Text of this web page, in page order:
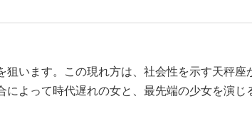
います。この現れ方は、社会性を示す天秤座
よって時代遅れの女と、最先端の少女を演じ